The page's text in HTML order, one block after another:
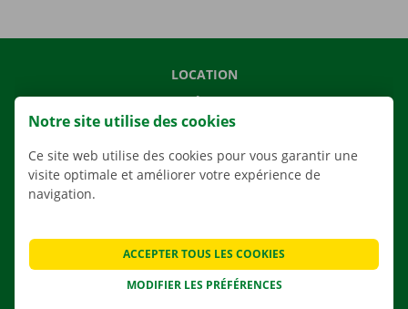
LOCATION
NOS VÉHICULES
NOS SERVICES
AGENCES
Notre site utilise des cookies
Ce site web utilise des cookies pour vous garantir une
visite optimale et améliorer votre expérience de
navigation.
MODIFIER LES PRÉFÉRENCES
ACCEPTER TOUS LES COOKIES